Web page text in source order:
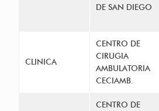
DE SAN DIEGO
CLINICA
CENTRO DE
CIRUGIA
AMBULATORIA
CECIAMB.
CENTRO DE